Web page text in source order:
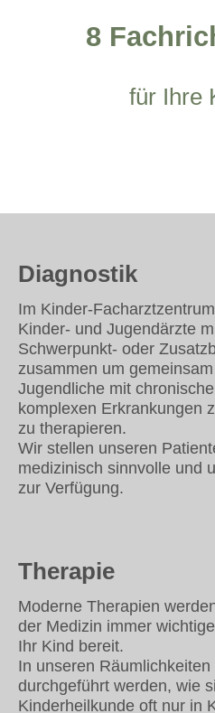
8
für Ihre
Diagnostik
Im Kinder-
Kinder- und Jugendärzte
Schwerpunkt- oder
zusammen um
Jugendliche mit
komplexen Erkrankungen
zu therapieren.
Wir stellen unseren
medizinisch sinnvolle und
zur Verfügung.
Therapie
Moderne Therapien
der Medizin immer
Ihr Kind bereit.
In unseren
durchgeführt werden, wie
Kinderheilkunde oft nur in